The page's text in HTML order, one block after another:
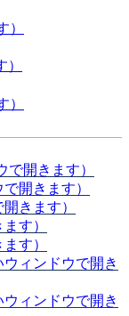
）
）
で開きます）
開きます）
きます）
す）
す）
ウィンドウで開き
ウィンドウで開き